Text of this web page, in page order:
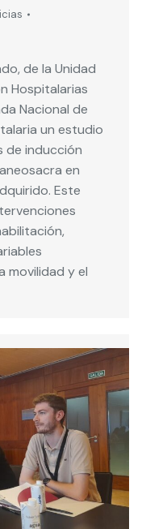
de la Unidad
Hospitalarias
Nacional de
un estudio
de inducción
en
Este
movilidad y el